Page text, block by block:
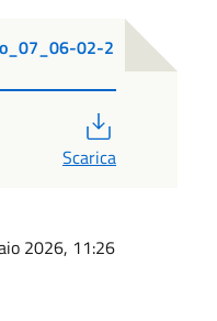
02-2
Scarica
2026, 11:26